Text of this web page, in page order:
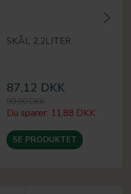
SKÅL 2,2LITER
87,12 DKK
99,00 DKK
Du sparer: 11,88 DKK
SE PRODUKTET